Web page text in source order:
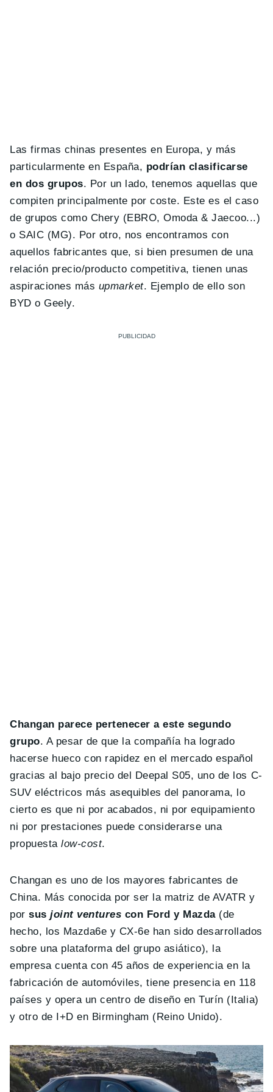
Las firmas chinas presentes en Europa, y más
particularmente en España, podrían clasificarse
en dos grupos. Por un lado, tenemos aquellas que
compiten principalmente por coste. Este es el caso
de grupos como Chery (EBRO, Omoda & Jaecoo...)
o SAIC (MG). Por otro, nos encontramos con
aquellos fabricantes que, si bien presumen de una
relación precio/producto competitiva, tienen unas
aspiraciones más upmarket. Ejemplo de ello son
BYD o Geely.
Changan parece pertenecer a este segundo
grupo. A pesar de que la compañía ha logrado
hacerse hueco con rapidez en el mercado español
gracias al bajo precio del Deepal S05, uno de los C-
SUV eléctricos más asequibles del panorama, lo
cierto es que ni por acabados, ni por equipamiento
ni por prestaciones puede considerarse una
propuestalow-cost.
Changan es uno de los mayores fabricantes de
China. Más conocida por ser la matriz de AVATR y
porsusjoint ventures con Ford y Mazda(de
hecho, los Mazda6e y CX-6e han sido desarrollados
sobre una plataforma del grupo asiático), la
empresa cuenta con 45 años de experiencia en la
fabricación de automóviles, tiene presencia en 118
países y opera un centro de diseño en Turín (Italia)
y otro de I+D en Birmingham (Reino Unido).